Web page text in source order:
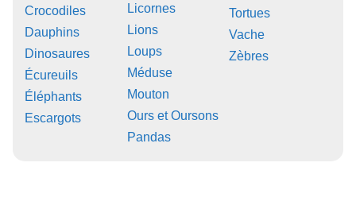
Crocodiles
Dauphins
Dinosaures
Écureuils
Éléphants
Escargots
Licornes
Lions
Loups
Méduse
Mouton
Ours et Oursons
Pandas
Tortues
Vache
Zèbres